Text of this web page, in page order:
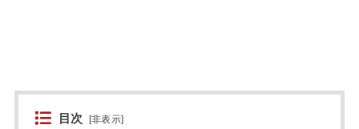
目次 [非表示]